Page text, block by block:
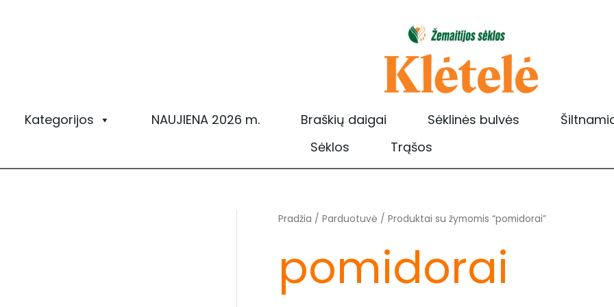
Kategorijos NAUJIENA 2026 m. Braškių daigai Sėklinės bulvės
Sėklos
Trąšos
Pradžia / Parduotuvė / Produktai su žymomis “pomidorai”
pomidorai
Rūšiuojama
pagal